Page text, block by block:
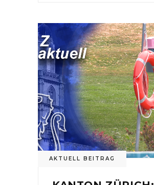
AKTUELL BEITRAG